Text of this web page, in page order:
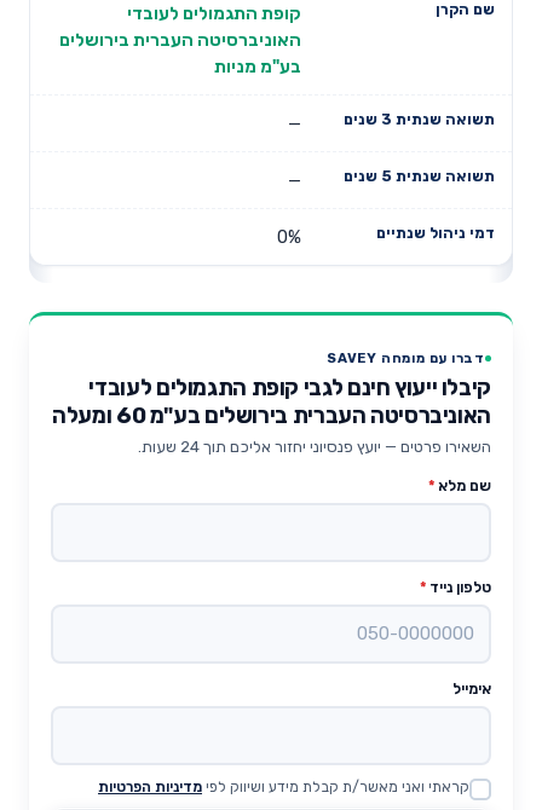
קופת התגמולים לעובדי
האוניברסיטה העברית בירושלים
בע"מ מניות
—
—
0%
דברו עם מומחה SAVEY
קיבלו ייעוץ חינם לגבי קופת התגמולים לעובדי
האוניברסיטה העברית בירושלים בע"מ 60 ומעלה
השאירו פרטים — יועץ פנסיוני יחזור אליכם תוך 24 שעות.
שם מלא *
טלפון נייד *
אימייל
Website
קראתי ואני מאשר/ת קבלת מידע ושיווק לפי מדיניות הפרטיות